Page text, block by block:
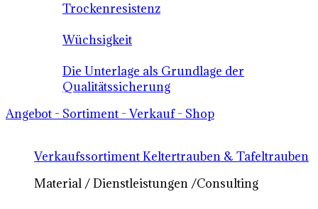
Trockenresistenz
Wüchsigkeit
Die Unterlage als Grundlage der
Qualitätssicherung
Angebot - Sortiment - Verkauf - Shop
Verkaufssortiment Keltertrauben & Tafeltrauben
Material / Dienstleistungen /Consulting